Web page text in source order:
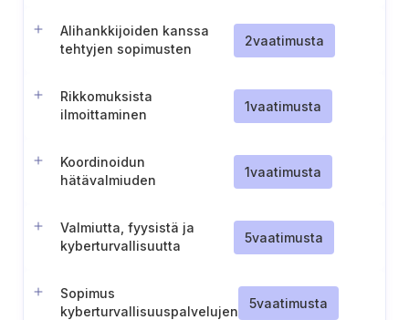
Alihankkijoiden kanssa
tehtyjen sopimusten
2vaatimusta
Rikkomuksista
ilmoittaminen
1vaatimusta
Koordinoidun
hätävalmiuden
1vaatimusta
Valmiutta, fyysistä ja
kyberturvallisuutta
toimittajasopimuksiin.
5vaatimusta
Sopimus
kyberturvallisuuspalvelujen
5vaatimusta